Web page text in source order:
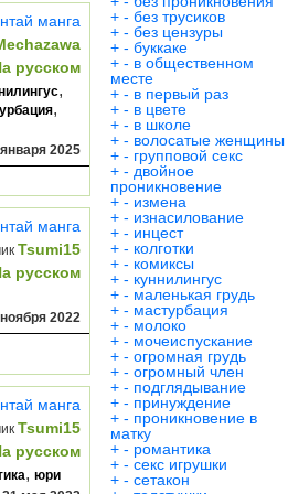
манга
русском
,
,
2025
манга
Tsumi15
русском
2022
манга
Tsumi15
русском
, юри
+ - без трусиков
+ - без цензуры
+ - буккаке
+ - в общественном
месте
+ - в первый раз
+ - в цвете
+ - в школе
+ - волосатые женщины
+ - групповой секс
+ - двойное
проникновение
+ - измена
+ - изнасилование
+ - инцест
+ - колготки
+ - комиксы
+ - куннилингус
+ - маленькая грудь
+ - мастурбация
+ - молоко
+ - мочеиспускание
+ - огромная грудь
+ - огромный член
+ - подглядывание
+ - принуждение
+ - проникновение в
матку
+ - романтика
+ - секс игрушки
+ - сетакон